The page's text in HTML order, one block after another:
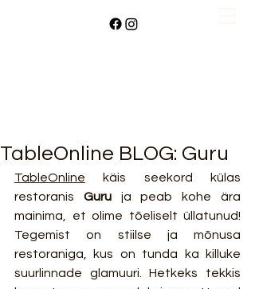
TableOnline BLOG: Guru
TableOnline käis seekord külas
restoranis Guru ja peab kohe ära
mainima, et olime tõeliselt üllatunud!
Tegemist on stiilse ja mõnusa
restoraniga, kus on tunda ka killuke
suurlinnade glamuuri. Hetkeks tekkis